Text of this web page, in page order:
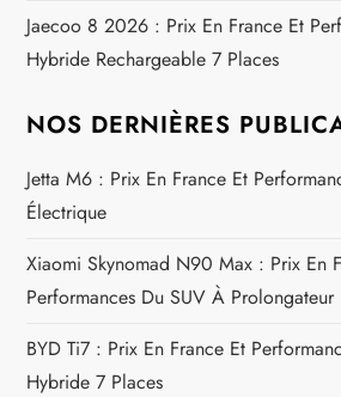
a
r
t
i
c
l
e
Jaecoo 8 2026 : Prix En France Et
Hybride Rechargeable 7 Places
NOS DERNIÈRES
Jetta M6 : Prix En France Et
Électrique
Xiaomi Skynomad N90 Max : Prix En
Performances Du SUV À Prolongateur
BYD Ti7 : Prix En France Et
Hybride 7 Places